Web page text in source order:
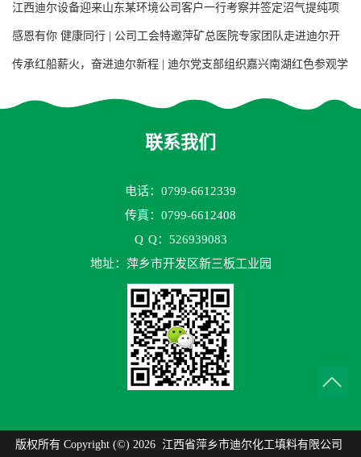
江西迪尔设备迎来山东某环境公司客户一行考察并签定沼气提纯项
目用增强聚丙烯阶梯环填料合同
感恩有你 健康同行 | 公司工会特邀萍矿总医院专家团队走进迪尔开
展大型义诊活动
传承红船薪火，奋进迪尔新程 | 迪尔党支部组织嘉兴南湖红色参观学
联系我们
电话：0799-6612339
传真：0799-6612408
Q Q：526939083
地址：萍乡市开发区新三板工业园
版权所有 Copyright (©) 2026 江西省萍乡市迪尔化工填料有限公司